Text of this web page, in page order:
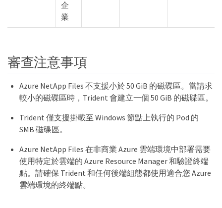
企
業
審查注意事項
Azure NetApp Files 不支援小於 50 GiB 的磁碟區。當請求
較小的磁碟區時，Trident 會建立一個 50 GiB 的磁碟區。
Trident 僅支援掛載至 Windows 節點上執行的 Pod 的
SMB 磁碟區。
Azure NetApp Files 在非商業 Azure 雲端環境中部署需要
使用特定於雲端的 Azure Resource Manager 和驗證終端
點。請確保 Trident 和任何後端組態都使用適合您 Azure
雲端環境的終端點。